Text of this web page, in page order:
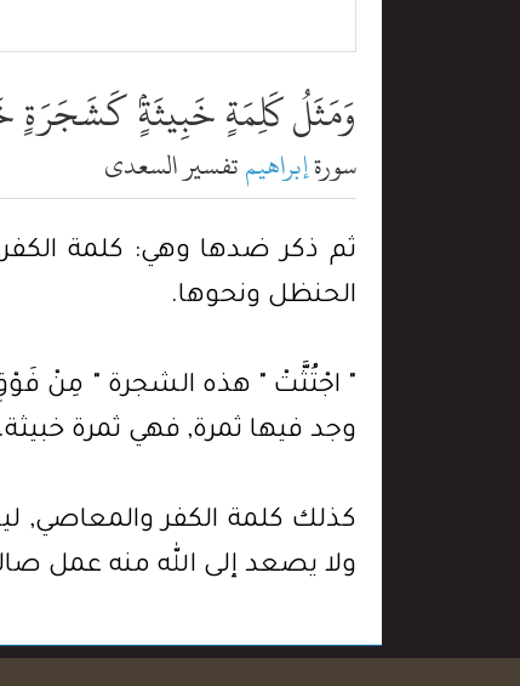
وَمَثَلُ كَلِمَةٍ خَبِيثَةٍۢ كَشَجَرَةٍ
سورةإبراهيمتفسير السعدي
ثم ذكر ضدها وهي: كلمة
الحنظل ونحوها.
" اجْتُثَّتْ " هذه الشجرة " مِنْ
وجد فيها ثمرة, فهي ثمرة خبيثة.
كذلك كلمة الكفر والمعاصي,
ولا يصعد إلى الله منه عمل